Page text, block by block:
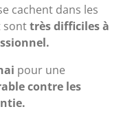
cachent dans les
sonttrès difficiles à
pour une
contre les